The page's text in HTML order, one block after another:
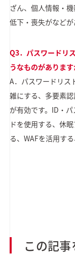
ざん、個人情報・
低下・喪失がなどが
Q3．パスワードリ
うなものがあります
A．パスワードリス
雑にする、多要素
が有効です。ID・
ドを使用する、休
る、WAFを活用す
この記